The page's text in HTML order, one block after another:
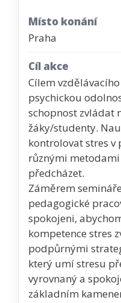
Místo konání
Praha
Cíl akce
Cílem
psychickou
schopnost zvládat
žáky/studenty.
kontrolovat stres v
různými
předcházet.
Záměrem
pedagogické
spokojeni,
kompetence stres
podpůrnými
který umí stresu
vyrovnaný a
základním